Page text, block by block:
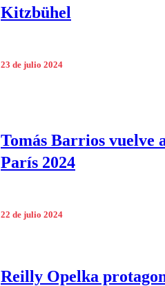
Kitzbühel
23 de julio 2024
Tomás Barrios vuelve
París 2024
22 de julio 2024
Reilly Opelka